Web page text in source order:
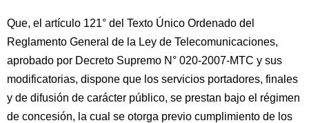
Que, el artículo 121° del Texto Único Ordenado del
Reglamento General de la Ley de Telecomunicaciones,
aprobado por Decreto Supremo N° 020-2007-MTC y sus
modificatorias, dispone que los servicios portadores, finales
y de difusión de carácter público, se prestan bajo el régimen
de concesión, la cual se otorga previo cumplimiento de los